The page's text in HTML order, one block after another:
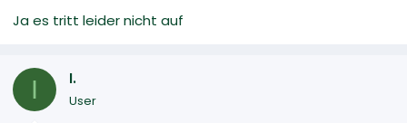
Ja es tritt leider nicht auf
I I.
User